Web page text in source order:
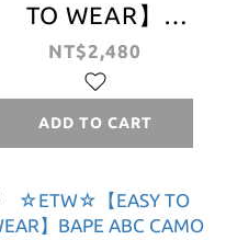
TO WEAR】
Stussy 26SS
SPORT TEE 字體
春夏 短T 運動
NT$2,480
ADD TO CART